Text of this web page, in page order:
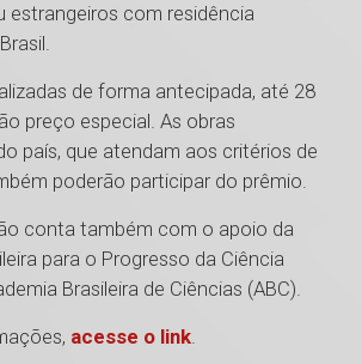
estrangeiros com residência
de forma antecipada, até 28
preço especial. As obras
país, que atendam aos critérios de
poderão participar do prêmio.
conta também com o apoio da
para o Progresso da Ciência
Brasileira de Ciências (ABC).
acesse o link.